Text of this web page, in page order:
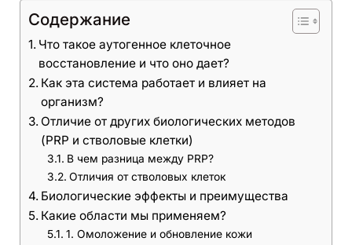
Содержание
Что такое аутогенное клеточное
восстановление и что оно дает?
Как эта система работает и влияет на
организм?
Отличие от других биологических методов
(PRP и стволовые клетки)
В чем разница между PRP?
Отличия от стволовых клеток
Биологические эффекты и преимущества
Какие области мы применяем?
1. Омоложение и обновление кожи